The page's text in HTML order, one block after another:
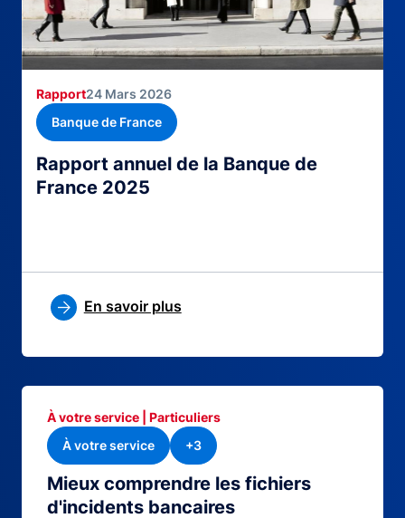
Rapport annuel de la Banque de
France 2025
Rapport24 Mars 2026
Banque de France
En savoir plus
Mieux comprendre les fichiers
d'incidents bancaires
À votre service | Particuliers
À votre service
+3